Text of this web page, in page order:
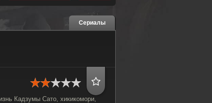
Сериалы
Кадзумы Сато, хикикомори,